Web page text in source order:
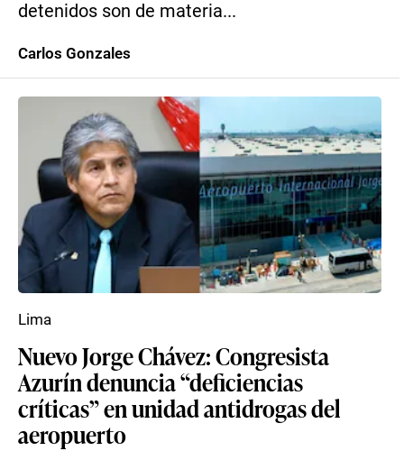
detenidos son de materia...
Carlos Gonzales
Nuevo Jorge Chávez: Congresista
Azurín denuncia “deficiencias
críticas” en unidad antidrogas del
aeropuerto
Lima